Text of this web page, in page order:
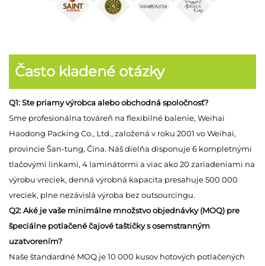
Často kladené otázky
Q1: Ste priamy výrobca alebo obchodná spoločnosť?
Sme profesionálna továreň na flexibilné balenie, Weihai
Haodong Packing Co., Ltd., založená v roku 2001 vo Weihai,
provincie Šan-tung, Čína. Náš dielňa disponuje 6 kompletnými
tlačovými linkami, 4 laminátormi a viac ako 20 zariadeniami na
výrobu vreciek, denná výrobná kapacita presahuje 500 000
vreciek, plne nezávislá výroba bez outsourcingu.
Q2: Aké je vaše minimálne množstvo objednávky (MOQ) pre
špeciálne potlačené čajové taštičky s osemstranným
uzatvorením?
Naše štandardné MOQ je 10 000 kusov hotových potlačených